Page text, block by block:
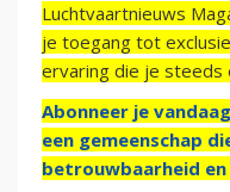
Luchtvaartnieuws
je toegang tot
ervaring die je
Abonneer je
een gemeenschap
betrouwbaarheid